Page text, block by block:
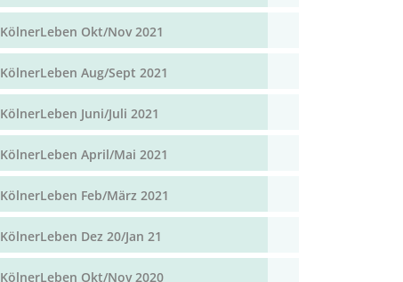
KölnerLeben Okt/Nov 2021
KölnerLeben Aug/Sept 2021
KölnerLeben Juni/Juli 2021
KölnerLeben April/Mai 2021
KölnerLeben Feb/März 2021
KölnerLeben Dez 20/Jan 21
KölnerLeben Okt/Nov 2020